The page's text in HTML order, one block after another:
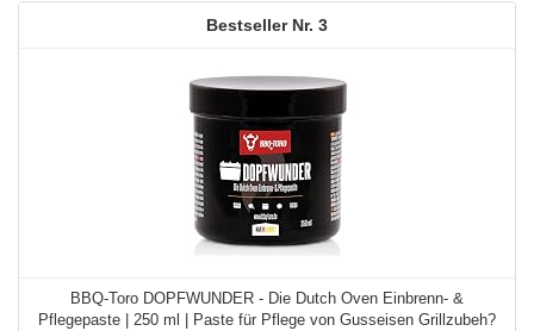
3
BBQ-Toro DOPFWUNDER - Die Dutch Oven Einbrenn- &
Pflegepaste | 250 ml | Paste für Pflege von Gusseisen Grillzubeh?